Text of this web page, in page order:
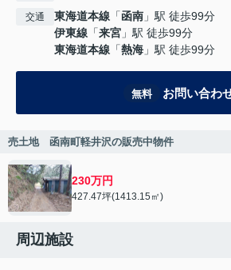
交通 東海道本線 「函南 」駅 徒歩99分
伊東線 「来宮 」駅 徒歩99分
東海道本線 「熱海 」駅 徒歩99分
無料 お問い合わ
売土地 函南町軽井沢の販売中物件
230万円
427.47坪(1413.15㎡)
周辺施設